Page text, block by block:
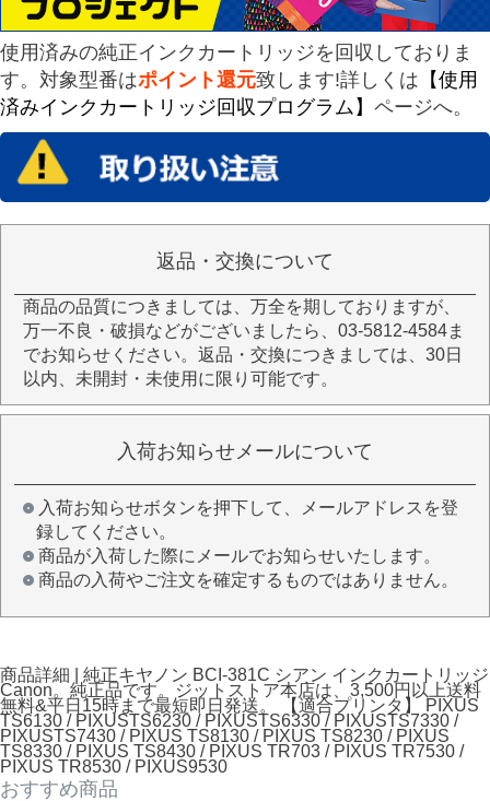
使用済みの純正インクカートリッジを回収しておりま
す。対象型番はポイント還元致します!詳しくは 【使用
済みインクカートリッジ回収プログラム】 ページへ。
返品・交換について
商品の品質につきましては、万全を期しておりますが、
万一不良・破損などがございましたら、03-5812-4584ま
でお知らせください。返品・交換につきましては、30日
以内、未開封・未使用に限り可能です。
入荷お知らせメールについて
入荷お知らせボタンを押下して、メールアドレスを登
録してください。
商品が入荷した際にメールでお知らせいたします。
商品の入荷やご注文を確定するものではありません。
商品詳細 | 純正キヤノン BCI-381C シアン インクカートリッジ
Canon。純正品です。ジットストア本店は、3,500円以上送料
無料&平日15時まで最短即日発送。 【適合プリンタ】 PIXUS
TS6130 / PIXUSTS6230 / PIXUSTS6330 / PIXUSTS7330 /
PIXUSTS7430 / PIXUS TS8130 / PIXUS TS8230 / PIXUS
TS8330 / PIXUS TS8430 / PIXUS TR703 / PIXUS TR7530 /
PIXUS TR8530 / PIXUS9530
おすすめ商品